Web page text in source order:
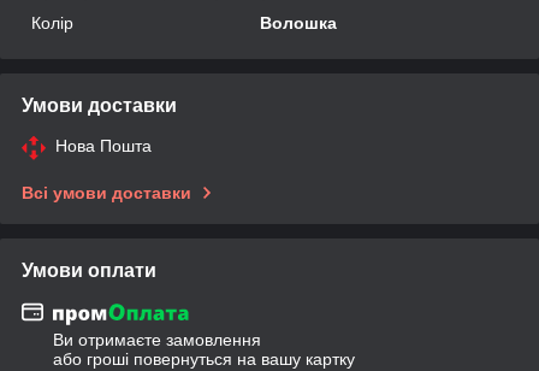
Колір
Волошка
Умови доставки
Нова Пошта
Всі умови доставки
Умови оплати
Ви отримаєте замовлення
або гроші повернуться на вашу картку